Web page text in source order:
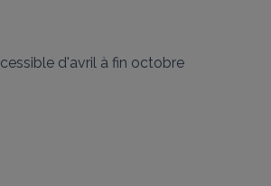
d'avril à fin octobre